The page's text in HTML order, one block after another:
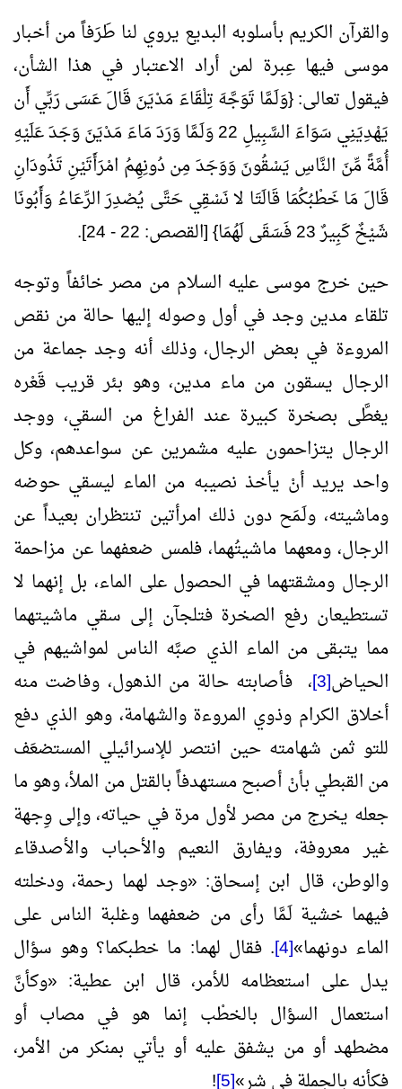
والقرآن الكريم بأسلوبه البديع يروي لنا طَرَفاً من أخبار
موسى فيها عِبرة لمن أراد الاعتبار في هذا الشأن،
فيقول تعالى: {وَلَـمَّا تَوَجَّهَ تِلْقَاءَ مَدْيَنَ قَالَ عَسَى رَبِّي أَن
يَهْدِيَنِي سَوَاءَ السَّبِيلِ 22 وَلَـمَّا وَرَدَ مَاءَ مَدْيَنَ وَجَدَ عَلَيْهِ
أُمَّةً مِّنَ النَّاسِ يَسْقُونَ وَوَجَدَ مِن دُونِهِمُ امْرَأَتَيْنِ تَذُودَانِ
قَالَ مَا خَطْبُكُمَا قَالَتَا لا نَسْقِي حَتَّى يُصْدِرَ الرِّعَاءُ وَأَبُونَا
شَيْخٌ كَبِيرٌ 23 فَسَقَى لَهُمَا} [القصص: 22 - 24].
حين خرج موسى عليه السلام من مصر خائفاً وتوجه
تلقاء مدين وجد في أول وصوله إليها حالة من نقص
المروءة في بعض الرجال، وذلك أنه وجد جماعة من
الرجال يسقون من ماء مدين، وهو بئر قريب قَعْره
يغطَّى بصخرة كبيرة عند الفراغ من السقي، ووجد
الرجال يتزاحمون عليه مشمرين عن سواعدهم، وكل
واحد يريد أنْ يأخذ نصيبه من الماء ليسقي حوضه
وماشيته، ولَـمَح دون ذلك امرأتين تنتظران بعيداً عن
الرجال، ومعهما ماشيتُهما، فلمس ضعفهما عن مزاحمة
الرجال ومشقتهما في الحصول على الماء، بل إنهما لا
تستطيعان رفع الصخرة فتلجآن إلى سقي ماشيتهما
مما يتبقى من الماء الذي صبَّه الناس لمواشيهم في
الحياض[3] ، فأصابته حالة من الذهول، وفاضت منه
أخلاق الكرام وذوي المروءة والشهامة، وهو الذي دفع
للتو ثمن شهامته حين انتصر للإسرائيلي المستضعَف
من القبطي بأنْ أصبح مستهدفاً بالقتل من الملأ، وهو ما
جعله يخرج من مصر لأول مرة في حياته، وإلى وِجهة
غير معروفة، ويفارق النعيم والأحباب والأصدقاء
والوطن، قال ابن إسحاق: «وجد لهما رحمة، ودخلته
فيهما خشية لَـمَّا رأى من ضعفهما وغلبة الناس على
الماء دونهما»
[4] . فقال لهما: ما خطبكما؟ وهو سؤال
يدل على استعظامه للأمر، قال ابن عطية: «وكأنَّ
استعمال السؤال بالخطْب إنما هو في مصاب أو
مضطهد أو من يشفق عليه أو يأتي بمنكر من الأمر،
فكأنه بالجملة في شر»
[5]
!